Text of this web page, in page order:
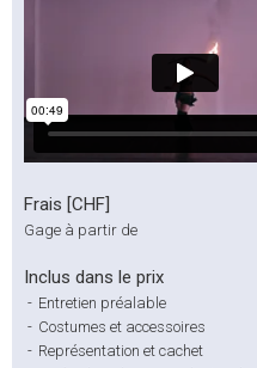
Frais [CHF]
Gage à partir de
Inclus dans le prix
- Entretien préalable
- Costumes et accessoires
- Représentation et cachet